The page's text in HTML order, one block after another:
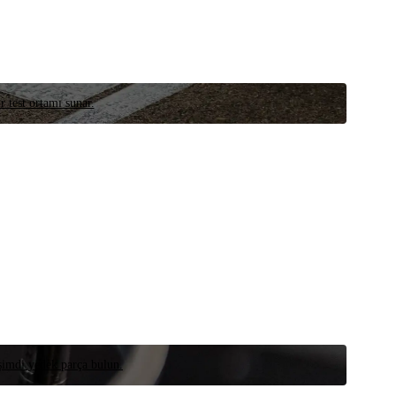
test ortamı sunar.
yedek parça bulun.